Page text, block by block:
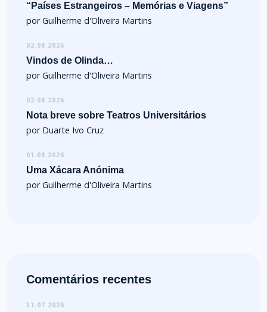
“Países Estrangeiros – Memórias e Viagens”
por Guilherme d'Oliveira Martins
02.08.2026
Vindos de Olinda…
por Guilherme d'Oliveira Martins
02.08.2026
Nota breve sobre Teatros Universitários
por Duarte Ivo Cruz
01.08.2026
Uma Xácara Anónima
por Guilherme d'Oliveira Martins
Comentários recentes
31.07.2026